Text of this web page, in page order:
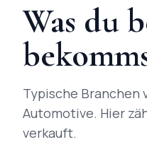
Was du
Typische Branchen
Automotive. Hier
verkauft.